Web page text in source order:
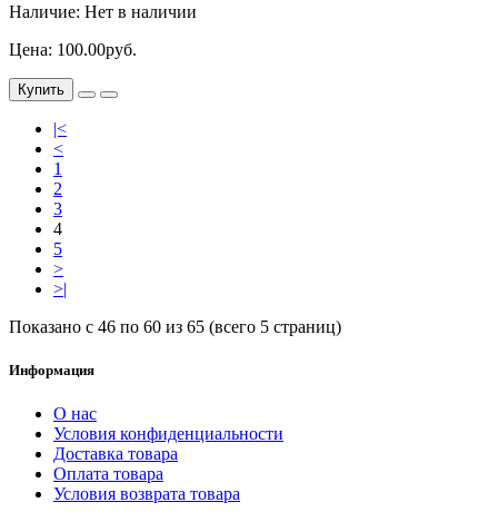
Наличие: Нет в наличии
Цена: 100.00руб.
Купить
|<
<
1
2
3
4
5
>
>|
Показано с 46 по 60 из 65 (всего 5 страниц)
Информация
О нас
Условия конфиденциальности
Доставка товара
Оплата товара
Условия возврата товара